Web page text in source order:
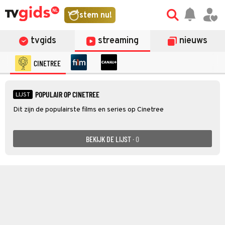
stem nu!
tvgids streaming nieuws
CINETREE
LIJST POPULAIR OP CINETREE
Dit zijn de populairste films en series op Cinetree
BEKIJK DE LIJST · 0